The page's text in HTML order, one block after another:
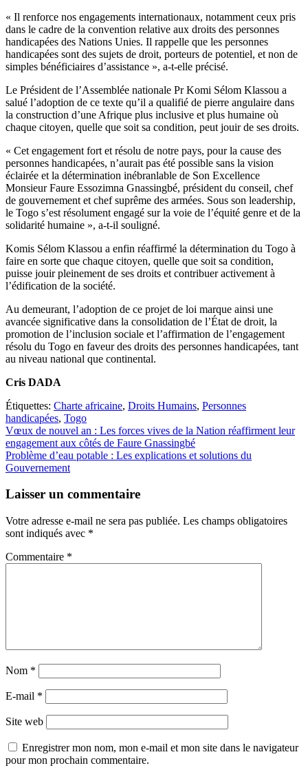
« Il renforce nos engagements internationaux, notamment ceux pris
dans le cadre de la convention relative aux droits des personnes
handicapées des Nations Unies. Il rappelle que les personnes
handicapées sont des sujets de droit, porteurs de potentiel, et non de
simples bénéficiaires d’assistance », a-t-elle précisé.
Le Président de l’Assemblée nationale Pr Komi Sélom Klassou a
salué l’adoption de ce texte qu’il a qualifié de pierre angulaire dans
la construction d’une Afrique plus inclusive et plus humaine où
chaque citoyen, quelle que soit sa condition, peut jouir de ses droits.
« Cet engagement fort et résolu de notre pays, pour la cause des
personnes handicapées, n’aurait pas été possible sans la vision
éclairée et la détermination inébranlable de Son Excellence
Monsieur Faure Essozimna Gnassingbé, président du conseil, chef
de gouvernement et chef suprême des armées. Sous son leadership,
le Togo s’est résolument engagé sur la voie de l’équité genre et de la
solidarité humaine », a-t-il souligné.
Komis Sélom Klassou a enfin réaffirmé la détermination du Togo à
faire en sorte que chaque citoyen, quelle que soit sa condition,
puisse jouir pleinement de ses droits et contribuer activement à
l’édification de la société.
Au demeurant, l’adoption de ce projet de loi marque ainsi une
avancée significative dans la consolidation de l’État de droit, la
promotion de l’inclusion sociale et l’affirmation de l’engagement
résolu du Togo en faveur des droits des personnes handicapées, tant
au niveau national que continental.
Cris DADA
Étiquettes: Charte africaine, Droits Humains, Personnes
handicapées, Togo
Navigation
de
l’article
Vœux de nouvel an : Les forces vives de la Nation réaffirment leur
engagement aux côtés de Faure Gnassingbé
Problème d’eau potable : Les explications et solutions du
Gouvernement
Laisser un commentaire
Votre adresse e-mail ne sera pas publiée. Les champs obligatoires
sont indiqués avec *
Commentaire *
Nom *
E-mail *
Site web
Enregistrer mon nom, mon e-mail et mon site dans le navigateur
pour mon prochain commentaire.